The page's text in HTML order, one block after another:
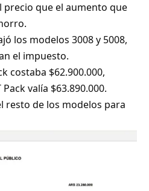
que el aumento que
los modelos 3008 y 5008,
el impuesto.
costaba $62.900.000,
valía $63.890.000.
resto de los modelos para